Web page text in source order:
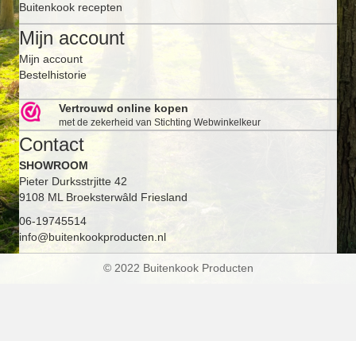
Buitenkook recepten
Mijn account
Mijn account
Bestelhistorie
Vertrouwd online kopen
met de zekerheid van Stichting Webwinkelkeur
Contact
SHOWROOM
Pieter Durksstrjitte 42
9108 ML Broeksterwâld Friesland
06-19745514
info@buitenkookproducten.nl
© 2022 Buitenkook Producten